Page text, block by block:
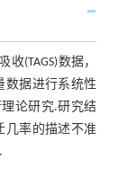
(TAGS)数据，
数据进行系统性
理论研究.研究结
几率的描述不准